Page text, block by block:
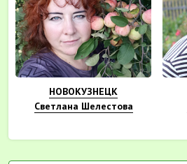
НОВОКУЗНЕЦК
Светлана Шелестова